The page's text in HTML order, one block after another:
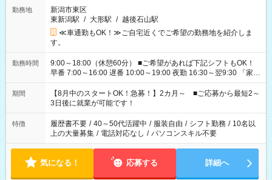
勤務地
新潟市東区
東新潟駅 / 大形駅 / 越後石山駅
≪車通勤もOK！≫ご自宅近くでご希望の勤務地を紹介しま
す。
勤務時間
9:00～18:00（休憩60分） ■ご希望があれば下記シフトもOK！
早番 7:00～16:00 遅番 10:00～19:00 夜勤 16:30～翌9:30 「家族
と休みを合わせたい」 「余裕を持って夕飯の準備がしたい」
「できれば残業はしたくない」 など、ご希望を教えてください
ね。 ※Wワーク希望の方へ 今ご覧のお仕事で希望する勤務時間
と、もう1つのお仕事の勤務時間。 合計で週40時間を超える場
合は応募できません。
期間
【8月中のスタートOK！急募！】2カ月～ ■ご応募から最短2～
3日後に就業が可能です！
特徴 履歴書不要 / 40～50代活躍中 / 服装自由 / シフト勤務 / 10名以
上の大量募集 / 電話対応なし / パソコンスキル不要
気になる！ 応募する 詳細へ